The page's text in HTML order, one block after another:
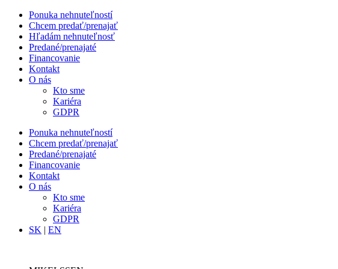
Ponuka nehnuteľností
Chcem predať/prenajať
Hľadám nehnuteľnosť
Predané/prenajaté
Financovanie
Kontakt
O nás
Kto sme
Kariéra
GDPR
Ponuka nehnuteľností
Chcem predať/prenajať
Predané/prenajaté
Financovanie
Kontakt
O nás
Kto sme
Kariéra
GDPR
SK | EN